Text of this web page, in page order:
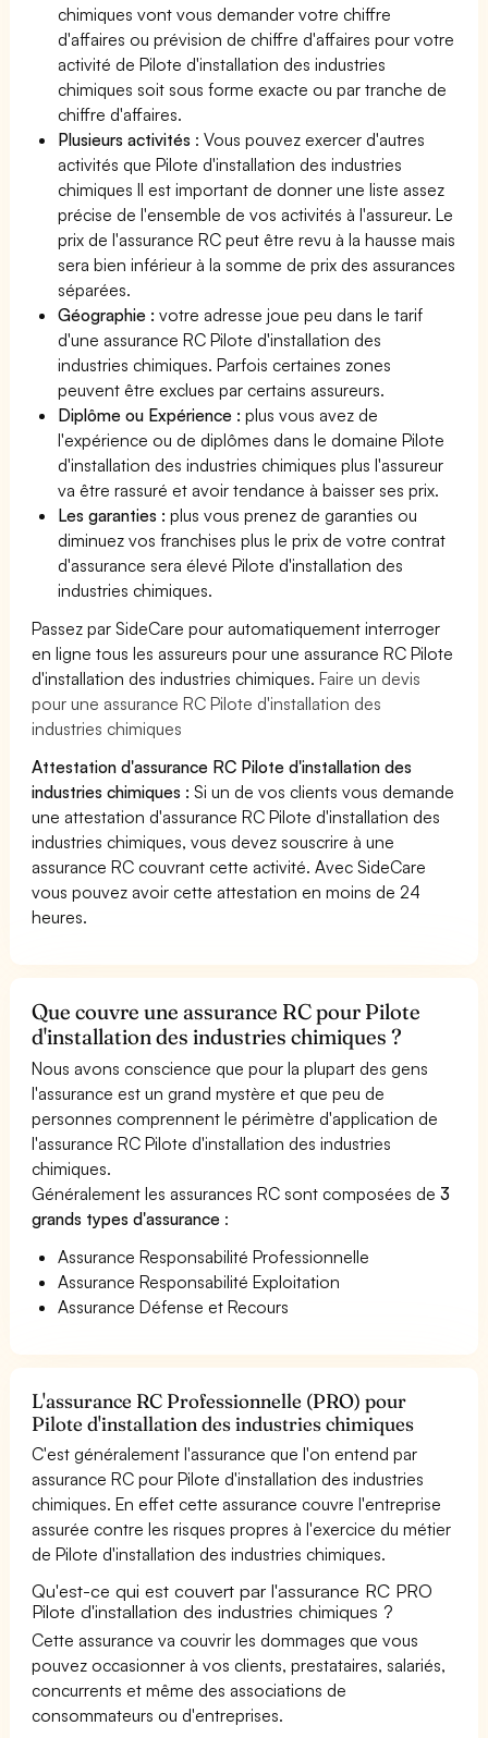
chimiques vont vous demander votre chiffre
d'affaires ou prévision de chiffre d'affaires pour votre
activité de Pilote d'installation des industries
chimiques soit sous forme exacte ou par tranche de
chiffre d'affaires.
Plusieurs activités : Vous pouvez exercer d'autres
activités que Pilote d'installation des industries
chimiques Il est important de donner une liste assez
précise de l'ensemble de vos activités à l'assureur. Le
prix de l'assurance RC peut être revu à la hausse mais
sera bien inférieur à la somme de prix des assurances
séparées.
Géographie :votre adresse joue peu dans le tarif
d'une assurance RC Pilote d'installation des
industries chimiques. Parfois certaines zones
peuvent être exclues par certains assureurs.
Diplôme ou Expérience :plus vous avez de
l'expérience ou de diplômes dans le domaine Pilote
d'installation des industries chimiques plus l'assureur
va être rassuré et avoir tendance à baisser ses prix.
Les garanties :plus vous prenez de garanties ou
diminuez vos franchises plus le prix de votre contrat
d'assurance sera élevé Pilote d'installation des
industries chimiques.
Passez par SideCare pour automatiquement interroger
en ligne tous les assureurs pour une assurance RC Pilote
d'installation des industries chimiques.Faire un devis
pour une assurance RC Pilote d'installation des
industries chimiques
Attestation d'assurance RC Pilote d'installation des
industries chimiques : Si un de vos clients vous demande
une attestation d'assurance RC Pilote d'installation des
industries chimiques, vous devez souscrire à une
assurance RC couvrant cette activité. Avec SideCare
vous pouvez avoir cette attestation en moins de 24
heures.
Que couvre une assurance RC pour Pilote
d'installation des industries chimiques ?
Nous avons conscience que pour la plupart des gens
l'assurance est un grand mystère et que peu de
personnes comprennent le périmètre d'application de
l'assurance RC Pilote d'installation des industries
chimiques.
Généralement les assurances RC sont composées de3
grands types d'assurance :
Assurance Responsabilité Professionnelle
Assurance Responsabilité Exploitation
Assurance Défense et Recours
L'assurance RC Professionnelle (PRO) pour
Pilote d'installation des industries chimiques
C'est généralement l'assurance que l'on entend par
assurance RC pour Pilote d'installation des industries
chimiques. En effet cette assurance couvre l'entreprise
assurée contre les risques propres à l'exercice du métier
de Pilote d'installation des industries chimiques.
Qu'est-ce qui est couvert par l'assurance RC PRO
Pilote d'installation des industries chimiques ?
Cette assurance va couvrir les dommages que vous
pouvez occasionner à vos clients, prestataires, salariés,
concurrents et même des associations de
consommateurs ou d'entreprises.